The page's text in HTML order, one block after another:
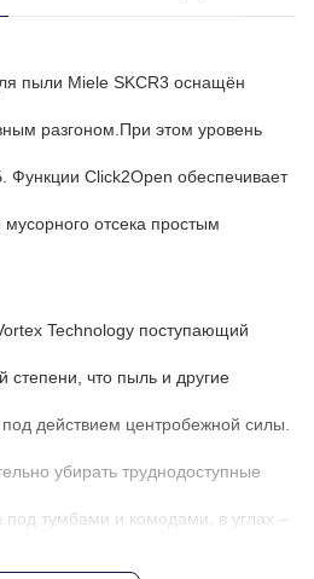
пыли Miele SKCR3 оснащён
разгоном. При этом уровень
Click2Open обеспечивает
отсека простым
Technology поступающий
степени, что пыль и другие
действием центробежной силы.
убирать труднодоступные
под тумбами и комодами, в углах –